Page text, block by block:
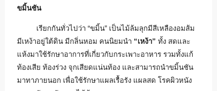
ขมิ้นชัน
เรียกกันทั่วไปว่า “ขมิ้น” เป็นไม้ล้มลุกมีสีเหลืองอมส้ม
มีเหง้าอยู่ใต้ดิน มีกลิ่นหอม คนนิยมนำ “เหง้า” ทั้ง สดและ
แห้งมาใช้รักษาอาการที่เกี่ยวกับกระเพาะอาหาร รวมทั้งแก้
ท้องเสีย ท้องร่วง จุกเสียดแน่นท้อง และสามารถนำขมิ้นชัน
มาทาภายนอก เพื่อใช้รักษาแผลเรื้อรัง แผลสด โรคผิวหนัง